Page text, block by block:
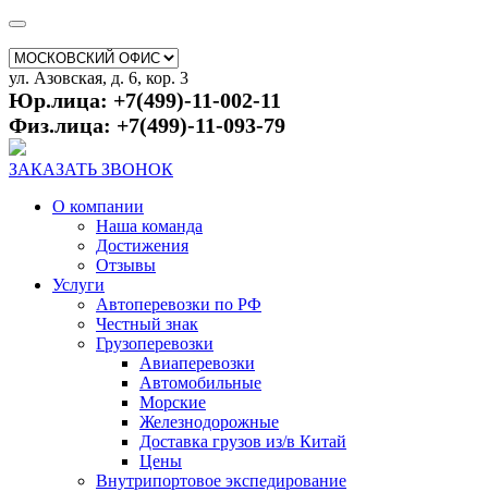
ул. Азовская, д. 6, кор. 3
Юр.лица: +7(499)-11-002-11
Физ.лица: +7(499)-11-093-79
ЗАКАЗАТЬ ЗВОНОК
О компании
Наша команда
Достижения
Отзывы
Услуги
Автоперевозки по РФ
Честный знак
Грузоперевозки
Авиаперевозки
Автомобильные
Морские
Железнодорожные
Доставка грузов из/в Китай
Цены
Внутрипортовое экспедирование